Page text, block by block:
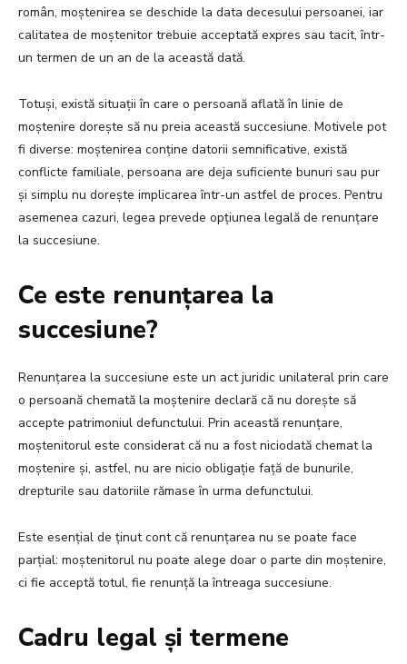
român, moștenirea se deschide la data decesului persoanei, iar
calitatea de moștenitor trebuie acceptată expres sau tacit, într-
un termen de un an de la această dată.
Totuși, există situații în care o persoană aflată în linie de
moștenire dorește să nu preia această succesiune. Motivele pot
fi diverse: moștenirea conține datorii semnificative, există
conflicte familiale, persoana are deja suficiente bunuri sau pur
și simplu nu dorește implicarea într-un astfel de proces. Pentru
asemenea cazuri, legea prevede opțiunea legală de renunțare
la succesiune.
Ce este renunțarea la
succesiune?
Renunțarea la succesiune este un act juridic unilateral prin care
o persoană chemată la moștenire declară că nu dorește să
accepte patrimoniul defunctului. Prin această renunțare,
moștenitorul este considerat că nu a fost niciodată chemat la
moștenire și, astfel, nu are nicio obligație față de bunurile,
drepturile sau datoriile rămase în urma defunctului.
Este esențial de ținut cont că renunțarea nu se poate face
parțial: moștenitorul nu poate alege doar o parte din moștenire,
ci fie acceptă totul, fie renunță la întreaga succesiune.
Cadru legal și termene